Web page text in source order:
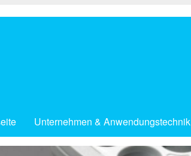
Unternehmen & Anwendungstechnik